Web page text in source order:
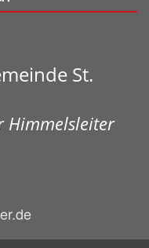
St.
Himmelsleiter